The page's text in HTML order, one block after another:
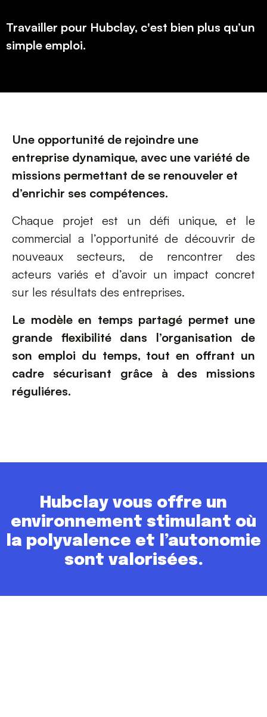
Travailler pour Hubclay, c'est bien plus qu’un
simple emploi.
Une opportunité de rejoindre une
entreprise dynamique, avec une variété de
missions permettant de se renouveler et
d’enrichir ses compétences.
Chaque projet est un défi unique, et le
commercial a l’opportunité de découvrir de
nouveaux secteurs, de rencontrer des
acteurs variés et d’avoir un impact concret
sur les résultats des entreprises.
Le modèle en temps partagé permet une
grande flexibilité dans l’organisation de
son emploi du temps, tout en offrant un
cadre sécurisant grâce à des missions
réguliéres.
Hubclay vous offre un
environnement stimulant où
la polyvalence et l’autonomie
sont valorisées.